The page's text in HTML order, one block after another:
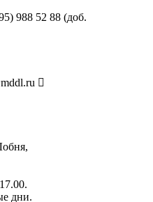
988 52 88 (доб.
дни.